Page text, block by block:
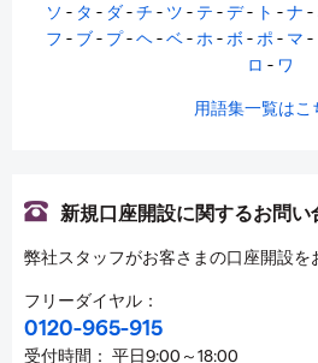
ソ - タ - ダ-チ - ツ - テ -デ- ト -ナ -
フ - ブ- プ-ヘ-ベ- ホ - ボ - ポ - マ -
ロ - ワ
用語集一覧はこ
新規口座開設に関するお問い
弊社スタッフがお客さまの口座開設を
フリーダイヤル：
0120-965-915
受付時間： 平日9:00～18:00